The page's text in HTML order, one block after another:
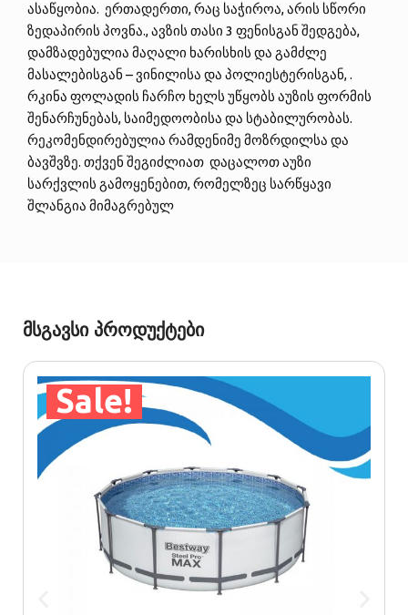
ასაწყობია. ერთადერთი, რაც საჭიროა, არის სწორი
ზედაპირის პოვნა., ავზის თასი 3 ფენისგან შედგება,
დამზადებულია მაღალი ხარისხის და გამძლე
მასალებისგან – ვინილისა და პოლიესტერისგან, .
რკინა ფოლადის ჩარჩო ხელს უწყობს აუზის ფორმის
შენარჩუნებას, საიმედოობისა და სტაბილურობას.
რეკომენდირებულია რამდენიმე მოზრდილსა და
ბავშვზე. თქვენ შეგიძლიათ დაცალოთ აუზი
სარქვლის გამოყენებით, რომელზეც სარწყავი
შლანგია მიმაგრებულ
მსგავსი პროდუქტები
Sale!